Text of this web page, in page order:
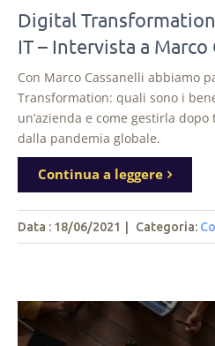
Digital
IT – Intervista a Marco
Con Marco Cassanelli abbiamo
Transformation: quali sono i
un’azienda e come gestirla
dalla pandemia globale.
Continua a leggere
Data : 18/06/2021 Categoria: